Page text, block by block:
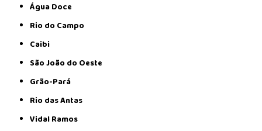
Água Doce
Rio do Campo
Caibi
São João do Oeste
Grão-Pará
Rio das Antas
Vidal Ramos